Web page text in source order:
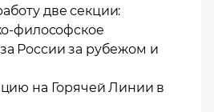
две секции:
философское
России за рубежом и
на Горячей Линии в